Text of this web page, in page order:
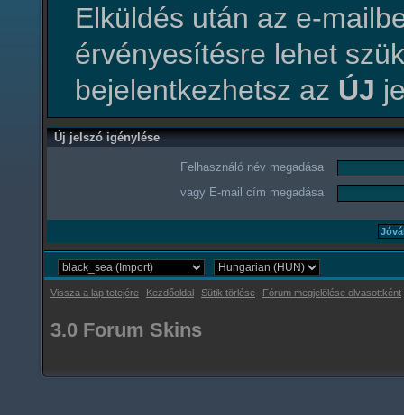
Elküldés után az e-
érvényesítésre lehet
bejelentkezhetsz az ÚJ
Új jelszó igénylése
Felhasználó név megadása
vagy E-mail cím megadása
Vissza a lap tetejére Kezdőoldal Sütik törlése Fórum megjelölése olvasottként
3.0 Forum Skins